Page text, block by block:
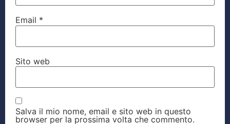
Email *
Sito web
Salva il mio nome, email e sito web in questo
browser per la prossima volta che commento.